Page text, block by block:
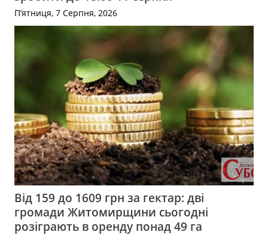
П’ятниця, 7 Серпня, 2026
Від 159 до 1609 грн за гектар: дві
громади Житомирщини сьогодні
розіграють в оренду понад 49 га